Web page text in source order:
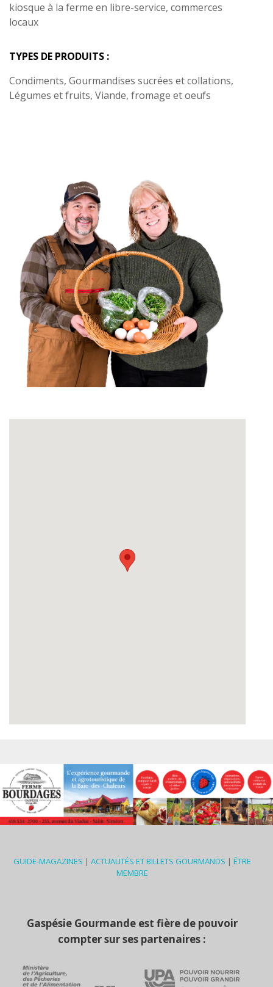
kiosque à la ferme en libre-service, commerces
locaux
TYPES DE PRODUITS :
Condiments, Gourmandises sucrées et collations,
Légumes et fruits, Viande, fromage et oeufs
GUIDE-MAGAZINES | ACTUALITÉS ET BILLETS GOURMANDS | ÊTRE
MEMBRE
Gaspésie Gourmande est fière de pouvoir
compter sur ses partenaires :